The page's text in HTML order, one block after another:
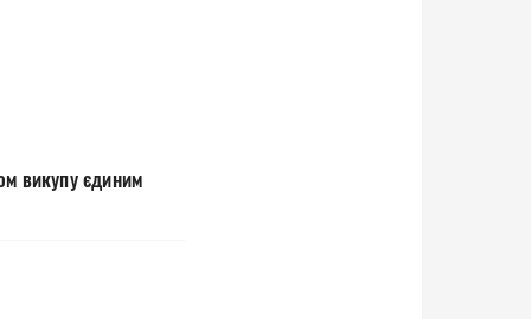
викупу єдиним